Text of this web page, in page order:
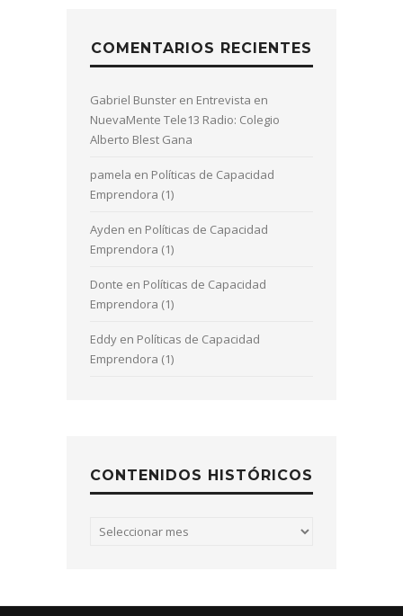
COMENTARIOS RECIENTES
Gabriel Bunster en Entrevista en
NuevaMente Tele13 Radio: Colegio
Alberto Blest Gana
pamela en Políticas de Capacidad
Emprendora (1)
Ayden en Políticas de Capacidad
Emprendora (1)
Donte en Políticas de Capacidad
Emprendora (1)
Eddy en Políticas de Capacidad
Emprendora (1)
CONTENIDOS HISTÓRICOS
Contenidos